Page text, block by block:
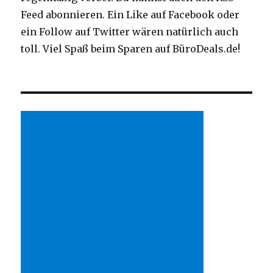
Feed abonnieren. Ein Like auf Facebook oder
ein Follow auf Twitter wären natürlich auch
toll. Viel Spaß beim Sparen auf BüroDeals.de!